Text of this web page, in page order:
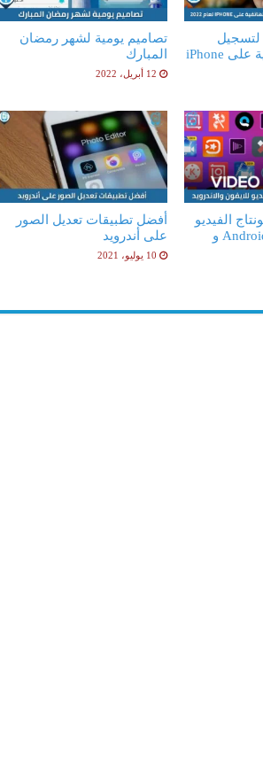
لتسجيل
المكالمات الهاتفية على iPhone
تصاميم يومية لشهر رمضان
المبارك
12 أبريل، 2022
الفيديو
المجانية لأجهزة Android و
أفضل تطبيقات تعديل الصور
على أندرويد
10 يوليو، 2021